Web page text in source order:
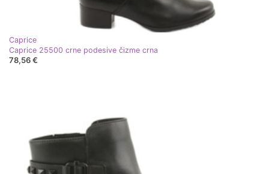
Caprice
Caprice 25500 crne podesive čizme crna
78,56 €